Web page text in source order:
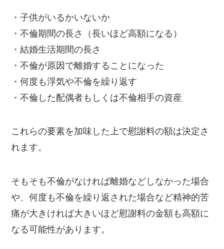
・子供がいるかいないか
・不倫期間の長さ（長いほど高額になる）
・結婚生活期間の長さ
・不倫が原因で離婚することになった
・何度も浮気や不倫を繰り返す
・不倫した配偶者もしくは不倫相手の資産
これらの要素を加味した上で慰謝料の額は決定さ
れます。
そもそも不倫がなければ離婚などしなかった場合
や、何度も不倫を繰り返された場合など精神的苦
痛が大きければ大きいほど慰謝料の金額も高額に
なる可能性があります。